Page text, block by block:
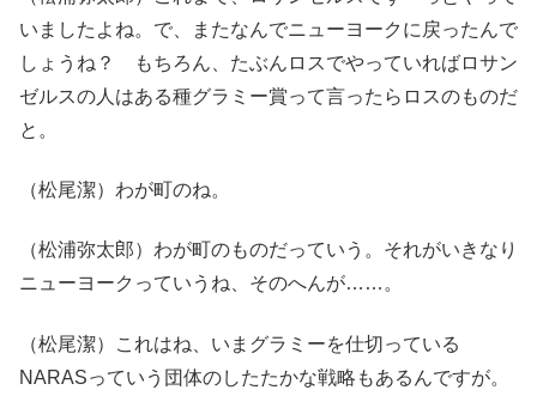
いましたよね。で、またなんでニューヨークに戻ったんで
しょうね？ もちろん、たぶんロスでやっていればロサン
ゼルスの人はある種グラミー賞って言ったらロスのものだ
と。
（松尾潔）わが町のね。
（松浦弥太郎）わが町のものだっていう。それがいきなり
ニューヨークっていうね、そのへんが……。
（松尾潔）これはね、いまグラミーを仕切っている
NARASっていう団体のしたたかな戦略もあるんですが。